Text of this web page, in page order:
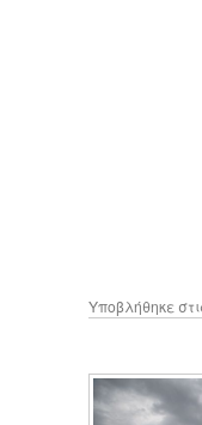
Υποβλήθηκε